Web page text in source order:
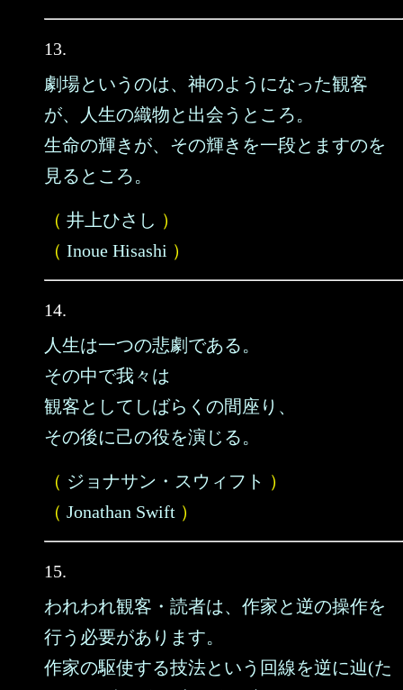
13.
劇場というのは、神のようになった観客
が、人生の織物と出会うところ。
生命の輝きが、その輝きを一段とますのを
見るところ。
（ 井上ひさし ）
（ Inoue Hisashi ）
14.
人生は一つの悲劇である。
その中で我々は
観客としてしばらくの間座り、
その後に己の役を演じる。
（ ジョナサン・スウィフト ）
（ Jonathan Swift ）
15.
われわれ観客・読者は、作家と逆の操作を
行う必要があります。
作家の駆使する技法という回線を逆に辿(た